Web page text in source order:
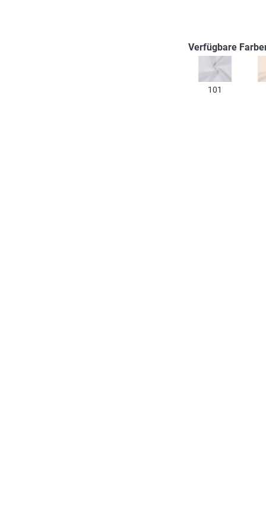
Verfügbare
101